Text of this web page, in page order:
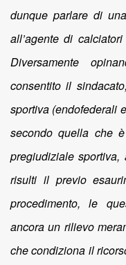
dunque parlare di
all’agente di
Diversamente
consentito il
sportiva (endofederali
secondo quella che
pregiudiziale
risulti il previo
procedimento, le
ancora un rilievo
che condiziona il